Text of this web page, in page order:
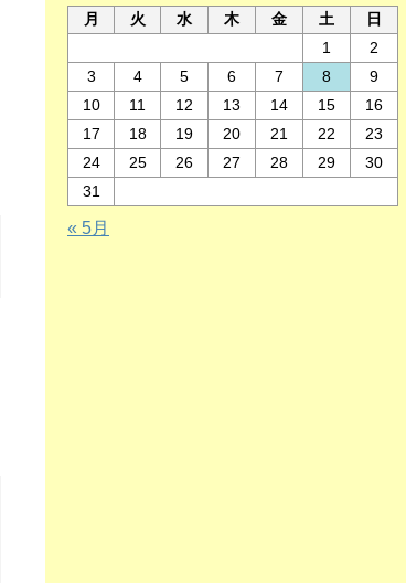
月
火 水 木 金 土
日
1
2
3
4 5 6 7 8
9
10
11 12 13 14 15
16
17
18 19 20 21 22
23
24
25 26 27 28 29
30
31
« 5月